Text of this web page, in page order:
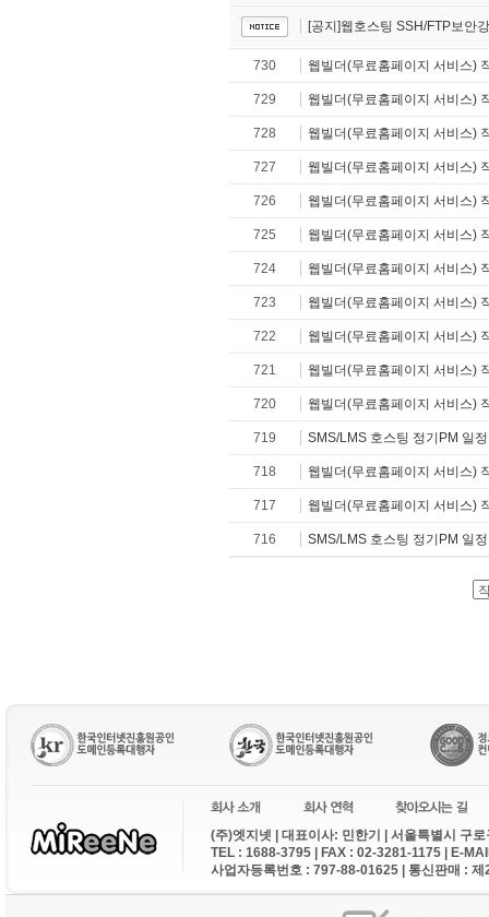
[공지]웹호스팅 SSH/FTP보안
730 웹빌더(무료홈페이지 서비스)
729 웹빌더(무료홈페이지 서비스)
728 웹빌더(무료홈페이지 서비스)
727 웹빌더(무료홈페이지 서비스)
726 웹빌더(무료홈페이지 서비스)
725 웹빌더(무료홈페이지 서비스)
724 웹빌더(무료홈페이지 서비스)
723 웹빌더(무료홈페이지 서비스)
722 웹빌더(무료홈페이지 서비스)
721 웹빌더(무료홈페이지 서비스)
720 웹빌더(무료홈페이지 서비스)
719 SMS/LMS 호스팅 정기PM 일
718 웹빌더(무료홈페이지 서비스)
717 웹빌더(무료홈페이지 서비스)
716 SMS/LMS 호스팅 정기PM 일
(주)엣지넷 | 대표이사: 민한기 | 서울특별시 구
TEL : 1688-3795 | FAX : 02-3281-1175 | E-
사업자등록번호 : 797-88-01625 | 통신판매 :